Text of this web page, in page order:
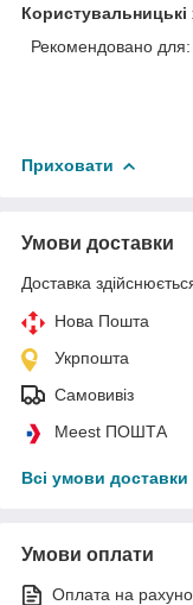
Користувальницькі
Рекомендовано для:
Приховати
Умови доставки
Доставка
Нова Пошта
Укрпошта
Самовивіз
Meest ПОШТА
Всі умови доставки
Умови оплати
Оплата на